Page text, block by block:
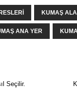
KUMAŞ
ANA YER
Seçilir.